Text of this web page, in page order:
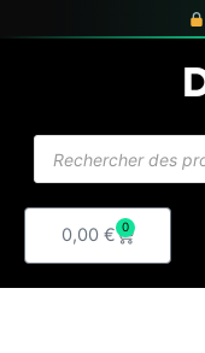
au
de
0,00 € 0
Panier